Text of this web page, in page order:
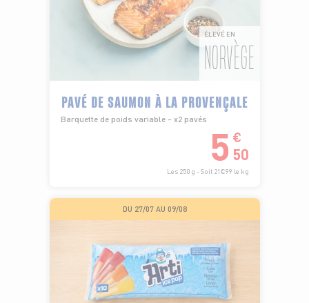
ÉLEVÉ EN
NORVÈGE
PAVÉ DE SAUMON À LA PROVENÇALE
Barquette de poids variable - x2 pavés
5 €
50
Les 250 g - Soit 21€99 le kg
DU 27/07 AU 09/08